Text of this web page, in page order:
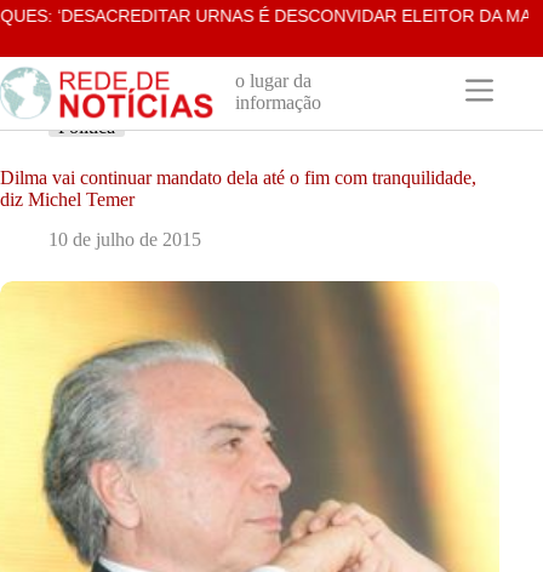
Pular
para
o
conteúdo
‘DESACREDITAR URNAS É DESCONVIDAR ELEITOR DA MAIOR
o lugar da
informação
Política
Dilma vai continuar mandato dela até o fim com tranquilidade,
diz Michel Temer
10 de julho de 2015